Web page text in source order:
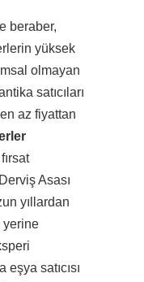
beraber,
yüksek
olmayan
satıcıları
az fiyattan
Asası
yıllardan
yerine
satıcısı